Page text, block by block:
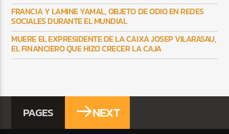
FRANCIA Y LAMINE YAMAL, OBJETO DE ODIO EN REDES
SOCIALES DURANTE EL MUNDIAL
MUERE EL EXPRESIDENTE DE LA CAIXA JOSEP VILARASAU,
EL FINANCIERO QUE HIZO CRECER LA CAJA
PAGES NEXT